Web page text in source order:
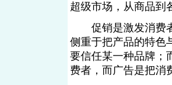
超级市场，从商品到
促销是激发消费者
侧重于把产品的特色
要信任某一种品牌；
费者，而广告是把消